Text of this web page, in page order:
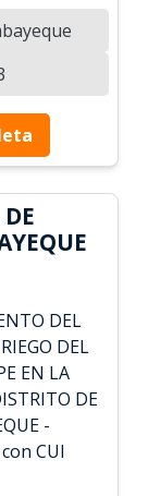
DEL
DEL
EN LA
DE
-
CUI